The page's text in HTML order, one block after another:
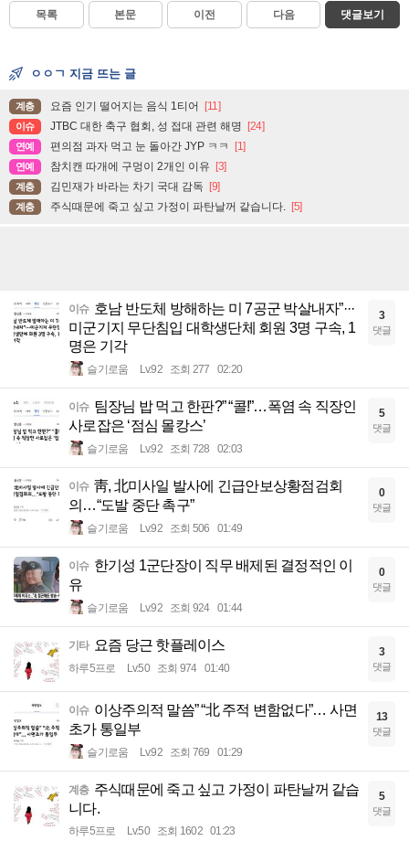
목록 본문 이전 다음 댓글보기
ㅇㅇㄱ 지금 뜨는 글
계층 요즘 인기 떨어지는 음식 1티어 [11]
이슈 JTBC 대한 축구 협회, 성 접대 관련 해명 [24]
연예 편의점 과자 먹고 눈 돌아간 JYP ㅋㅋ [1]
연예 참치캔 따개에 구멍이 2개인 이유 [3]
계층 김민재가 바라는 차기 국대 감독 [9]
계층 주식때문에 죽고 싶고 가정이 파탄날꺼 같습니다. [5]
이슈 호남 반도체 방해하는 미 7공군 박살내자”···
미군기지 무단침입 대학생단체 회원 3명 구속, 1
명은 기각
슬기로움 Lv.92 조회 277 02:20
3
댓글
이슈 팀장님 밥 먹고 한판?” “콜!”…폭염 속 직장인
사로잡은 ‘점심 몰캉스’
슬기로움 Lv.92 조회 728 02:03
5
댓글
이슈 靑, 北미사일 발사에 긴급안보상황점검회
의…“도발 중단 촉구”
슬기로움 Lv.92 조회 506 01:49
0
댓글
이슈 한기성 1군단장이 직무 배제된 결정적인 이
유
슬기로움 Lv.92 조회 924 01:44
0
댓글
기타 요즘 당근 핫플레이스
하루5프로 Lv.50 조회 974 01:40
3
댓글
이슈 이상주의적 말씀” “北 주적 변함없다”… 사면
초가 통일부
슬기로움 Lv.92 조회 769 01:29
13
댓글
계층 주식때문에 죽고 싶고 가정이 파탄날꺼 같습
니다.
하루5프로 Lv.50 조회 1602 01:23
5
댓글